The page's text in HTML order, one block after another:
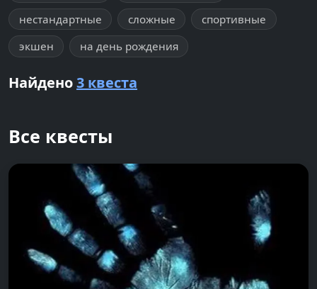
нестандартные
сложные
спортивные
экшен
на день рождения
Найдено3 квеста
Все квесты